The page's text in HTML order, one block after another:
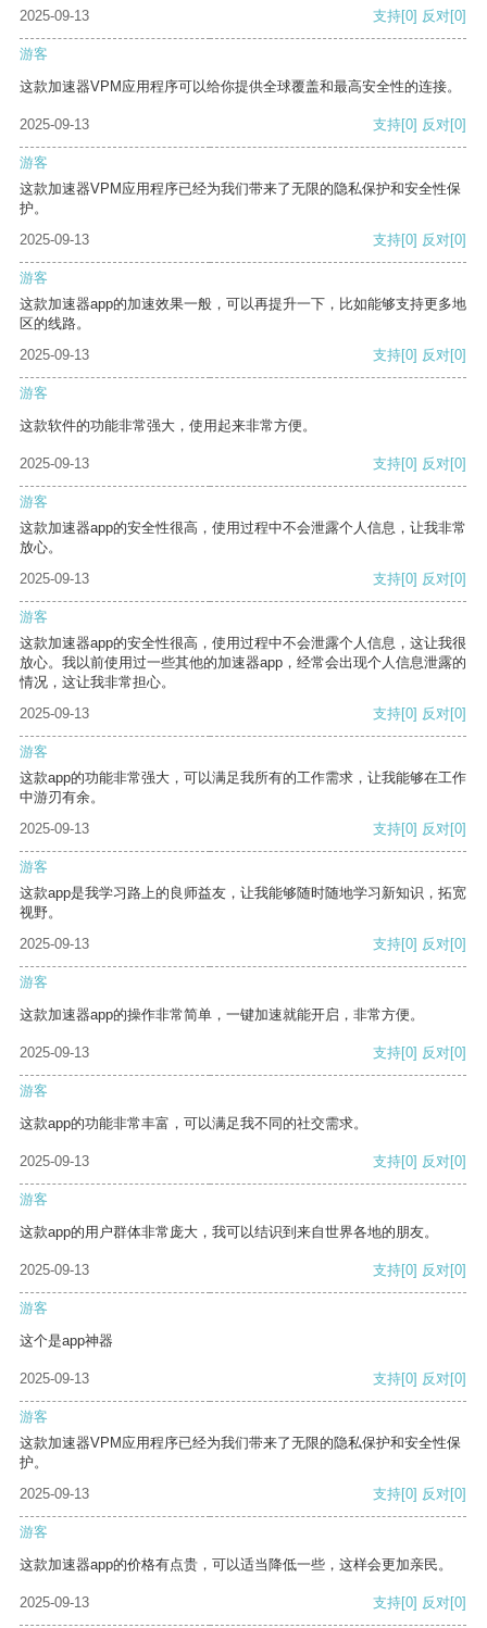
2025-09-13 支持[0] 反对[0]
游客
这款加速器VPM应用程序可以给你提供全球覆盖和最高安全性的连接。
2025-09-13 支持[0] 反对[0]
游客
这款加速器VPM应用程序已经为我们带来了无限的隐私保护和安全性保
护。
2025-09-13
支持[0] 反对[0]
游客
这款加速器app的加速效果一般，可以再提升一下，比如能够支持更多地
区的线路。
2025-09-13
支持[0] 反对[0]
游客
这款软件的功能非常强大，使用起来非常方便。
2025-09-13 支持[0] 反对[0]
游客
这款加速器app的安全性很高，使用过程中不会泄露个人信息，让我非常
放心。
2025-09-13
支持[0] 反对[0]
游客
这款加速器app的安全性很高，使用过程中不会泄露个人信息，这让我很
放心。我以前使用过一些其他的加速器app，经常会出现个人信息泄露的
情况，这让我非常担心。
2025-09-13
支持[0] 反对[0]
游客
这款app的功能非常强大，可以满足我所有的工作需求，让我能够在工作
中游刃有余。
2025-09-13
支持[0] 反对[0]
游客
这款app是我学习路上的良师益友，让我能够随时随地学习新知识，拓宽
视野。
2025-09-13
支持[0] 反对[0]
游客
这款加速器app的操作非常简单，一键加速就能开启，非常方便。
2025-09-13 支持[0] 反对[0]
游客
这款app的功能非常丰富，可以满足我不同的社交需求。
2025-09-13 支持[0] 反对[0]
游客
这款app的用户群体非常庞大，我可以结识到来自世界各地的朋友。
2025-09-13 支持[0] 反对[0]
游客
这个是app神器
2025-09-13 支持[0] 反对[0]
游客
这款加速器VPM应用程序已经为我们带来了无限的隐私保护和安全性保
护。
2025-09-13
支持[0] 反对[0]
游客
这款加速器app的价格有点贵，可以适当降低一些，这样会更加亲民。
2025-09-13 支持[0] 反对[0]